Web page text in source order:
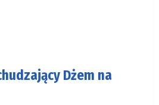
Dżem na